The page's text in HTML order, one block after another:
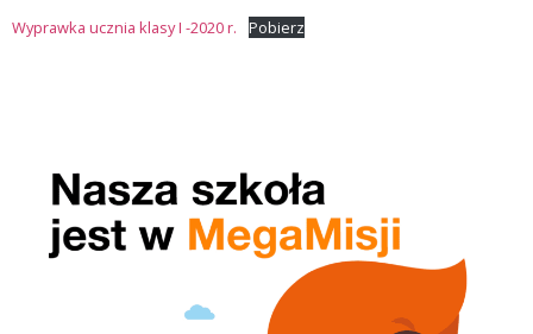
Wyprawka ucznia klasy I -2020 r. Pobierz